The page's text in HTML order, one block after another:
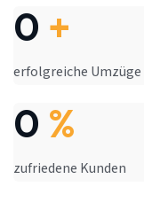
0 +
erfolgreiche Umzüge
0 %
zufriedene Kunden